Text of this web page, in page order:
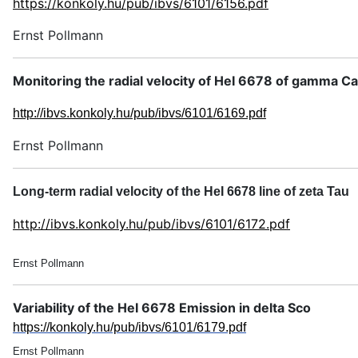
Ernst Pollmann
Monitoring the radial velocity of HeI 6678 of gamma
http://ibvs.konkoly.hu/pub/ibvs/6101/6169.pdf
Ernst Pollmann
Long-term radial velocity of the HeI 6678 line of zeta Tau
http://ibvs.konkoly.hu/pub/ibvs/6101/6172.pdf
Ernst Pollmann
Variability of the HeI 6678 Emission in delta Sco
https://konkoly.hu/pub/ibvs/6101/6179.pdf
Ernst Pollmann